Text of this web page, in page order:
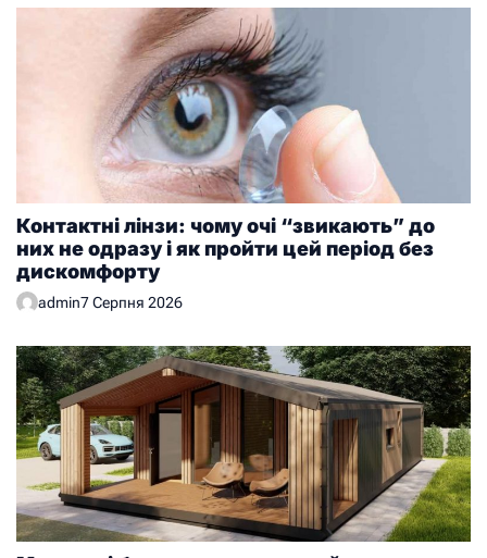
Контактні лінзи: чому очі “звикають” до
них не одразу і як пройти цей період без
дискомфорту
admin7 Серпня 2026